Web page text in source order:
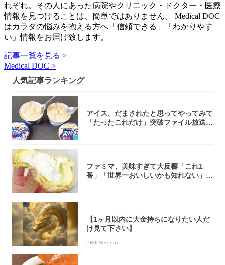
れぞれ。その人にあった病院やクリニック・ドクター・医療
情報を見つけることは、簡単ではありません。 Medical DOC
はカラダの悩みを抱える方へ「信頼できる」「わかりやす
い」情報をお届け致します。
記事一覧を見る >
Medical DOC >
人気記事ランキング
アイス、だまされたと思ってやってみて
「たったこれだけ」突破ファイル放送で
ファミマ、美味すぎて大反響「これ1
番」「世界一おいしいかも知れない」
【1ヶ月以内に大金持ちになりたい人だ
け見て下さい】
PR(Il Sereno)